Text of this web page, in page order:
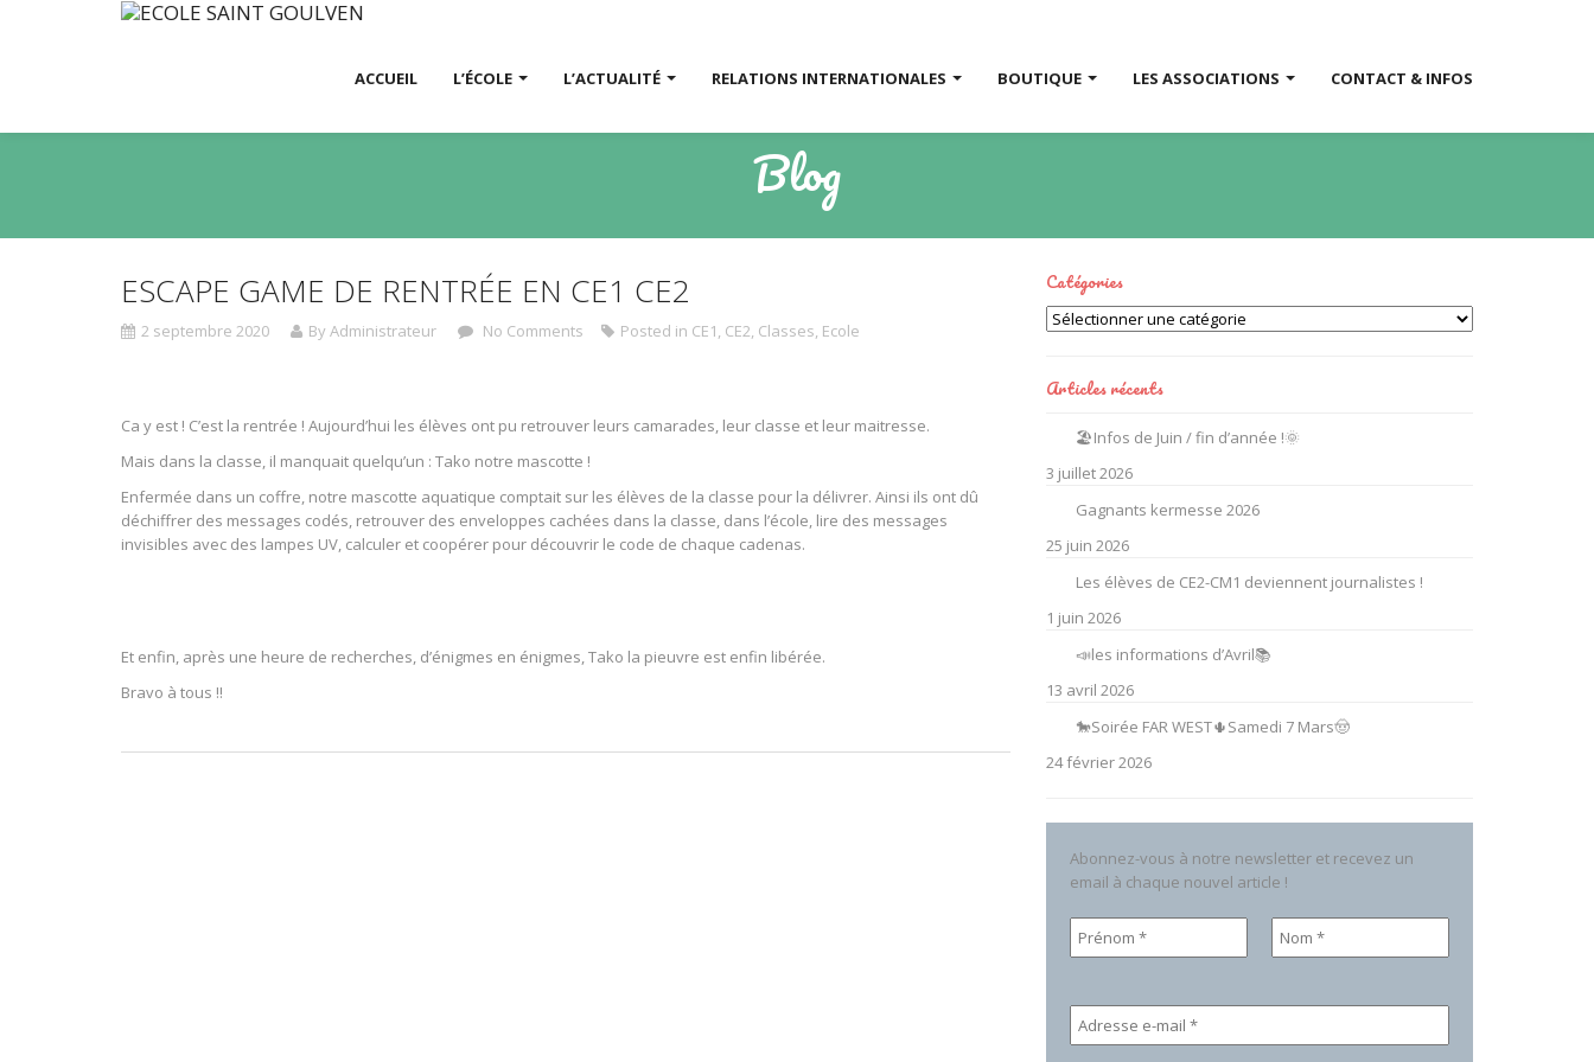
ACCUEIL L’ÉCOLE L’ACTUALITÉ RELATIONS INTERNATIONALES BOUTIQUE LES ASSOCIATIONS CONTACT & INFOS
Blog
ESCAPE GAME DE RENTRÉE EN CE1 CE2
2 septembre 2020 By Administrateur No Comments Posted in CE1, CE2, Classes, Ecole
Ca y est ! C’est la rentrée ! Aujourd’hui les élèves ont pu retrouver leurs camarades, leur classe et leur maitresse.
Mais dans la classe, il manquait quelqu’un : Tako notre mascotte !
Enfermée dans un coffre, notre mascotte aquatique comptait sur les élèves de la classe pour la délivrer. Ainsi ils ont dû
déchiffrer des messages codés, retrouver des enveloppes cachées dans la classe, dans l’école, lire des messages
invisibles avec des lampes UV, calculer et coopérer pour découvrir le code de chaque cadenas.
Et enfin, après une heure de recherches, d’énigmes en énigmes, Tako la pieuvre est enfin libérée.
Bravo à tous !!
Catégories
Catégories
Articles récents
🏖️Infos de Juin / fin d’année !🌞
3 juillet 2026
Gagnants kermesse 2026
25 juin 2026
Les élèves de CE2-CM1 deviennent journalistes !
1 juin 2026
📣les informations d’Avril📚
13 avril 2026
🐎Soirée FAR WEST🌵Samedi 7 Mars🤠
24 février 2026
Abonnez-vous à notre newsletter et recevez un
email à chaque nouvel article !